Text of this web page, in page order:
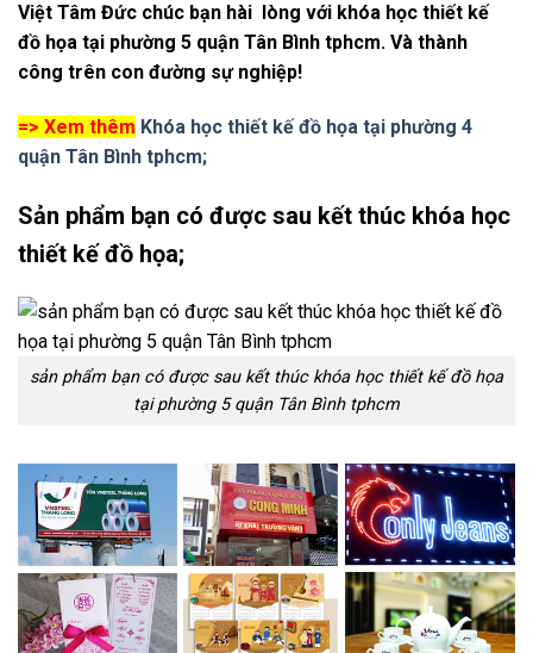
Việt Tâm Đức chúc bạn hài lòng với khóa học thiết kế
đồ họa tại phường 5 quận Tân Bình tphcm. Và thành
công trên con đường sự nghiệp!
=> Xem thêm Khóa học thiết kế đồ họa tại phường 4
quận Tân Bình tphcm;
Sản phẩm bạn có được sau kết thúc khóa học
thiết kế đồ họa;
sản phẩm bạn có được sau kết thúc khóa học thiết kế đồ họa
tại phường 5 quận Tân Bình tphcm